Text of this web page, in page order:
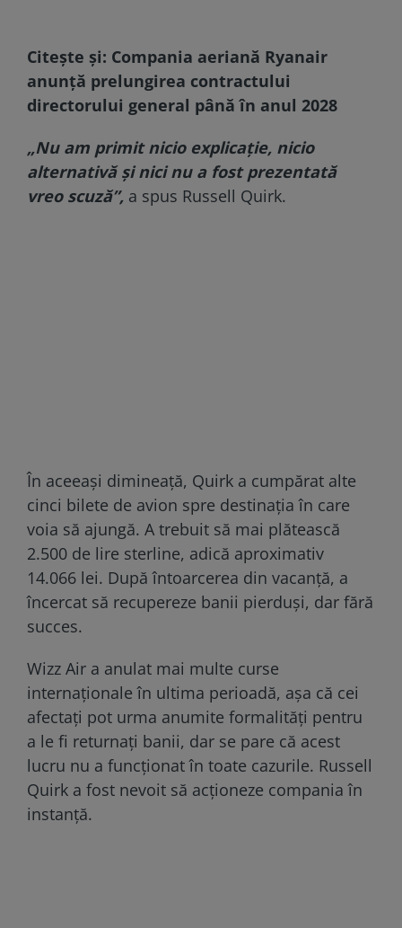
Citește și: Compania aeriană Ryanair
anunță prelungirea contractului
directorului general până în anul 2028
„Nu am primit nicio explicație, nicio
alternativă și nici nu a fost prezentată
vreo scuză”, a spus Russell Quirk.
În aceeași dimineață, Quirk a cumpărat alte
cinci bilete de avion spre destinația în care
voia să ajungă. A trebuit să mai plătească
2.500 de lire sterline, adică aproximativ
14.066 lei. După întoarcerea din vacanță, a
încercat să recupereze banii pierduși, dar fără
succes.
Wizz Air a anulat mai multe curse
internaționale în ultima perioadă, așa că cei
afectați pot urma anumite formalități pentru
a le fi returnați banii, dar se pare că acest
lucru nu a funcționat în toate cazurile. Russell
Quirk a fost nevoit să acționeze compania în
instanță.